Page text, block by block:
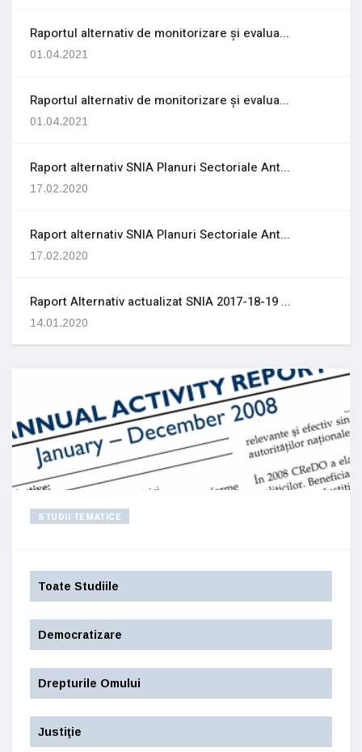
Raportul alternativ de monitorizare și evalua...
01.04.2021
Raportul alternativ de monitorizare și evalua...
01.04.2021
Raport alternativ SNIA Planuri Sectoriale Ant...
17.02.2020
Raport alternativ SNIA Planuri Sectoriale Ant...
17.02.2020
Raport Alternativ actualizat SNIA 2017-18-19 ...
14.01.2020
STUDII TEMATICE
Toate Studiile
Democratizare
Drepturile Omului
Justiţie